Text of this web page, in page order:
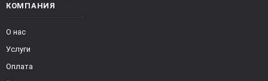
КОМПАНИЯ
О нас
Услуги
Оплата